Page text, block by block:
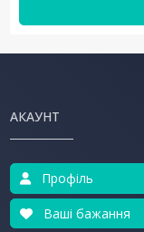
АКАУНТ
Профіль
Ваші бажання